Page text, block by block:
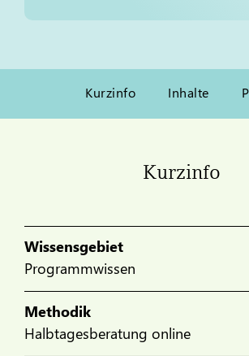
Kurzinfo Inhalte
Kurzinfo
Wissensgebiet
Programmwissen
Methodik
Halbtagesberatung online